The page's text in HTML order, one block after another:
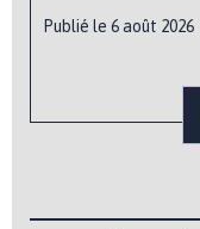
Publié le 6 août 2026